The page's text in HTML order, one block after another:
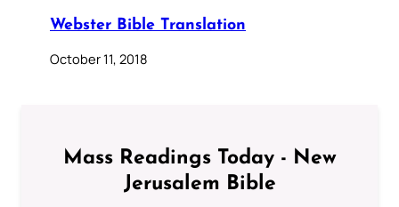
Webster Bible Translation
October 11, 2018
Mass Readings Today - New
Jerusalem Bible